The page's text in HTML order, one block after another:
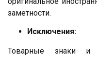
заметности.
Исключения:
Товарные знаки и